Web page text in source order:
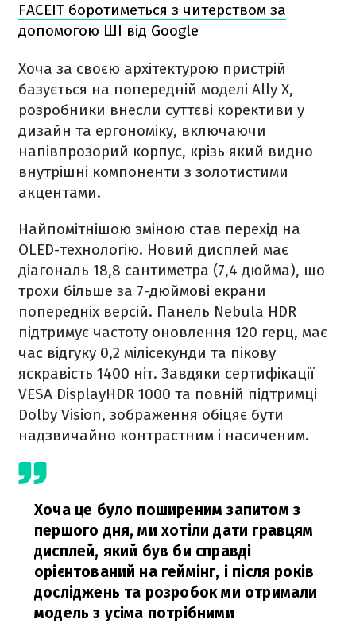
FACEIT боротиметься з читерством за
допомогою ШІ від Google
Хоча за своєю архітектурою пристрій
базується на попередній моделі Ally X,
розробники внесли суттєві корективи у
дизайн та ергономіку, включаючи
напівпрозорий корпус, крізь який видно
внутрішні компоненти з золотистими
акцентами.
Найпомітнішою зміною став перехід на
OLED-технологію. Новий дисплей має
діагональ 18,8 сантиметра (7,4 дюйма), що
трохи більше за 7-дюймові екрани
попередніх версій. Панель Nebula HDR
підтримує частоту оновлення 120 герц, має
час відгуку 0,2 мілісекунди та пікову
яскравість 1400 ніт. Завдяки сертифікації
VESA DisplayHDR 1000 та повній підтримці
Dolby Vision, зображення обіцяє бути
надзвичайно контрастним і насиченим.
Хоча це було поширеним запитом з
першого дня, ми хотіли дати гравцям
дисплей, який був би справді
орієнтований на геймінг, і після років
досліджень та розробок ми отримали
модель з усіма потрібними